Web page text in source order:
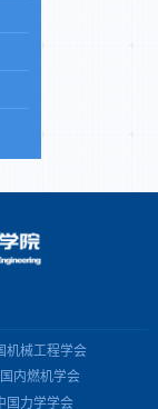
机械工程学会
内燃机学会
国力学学会